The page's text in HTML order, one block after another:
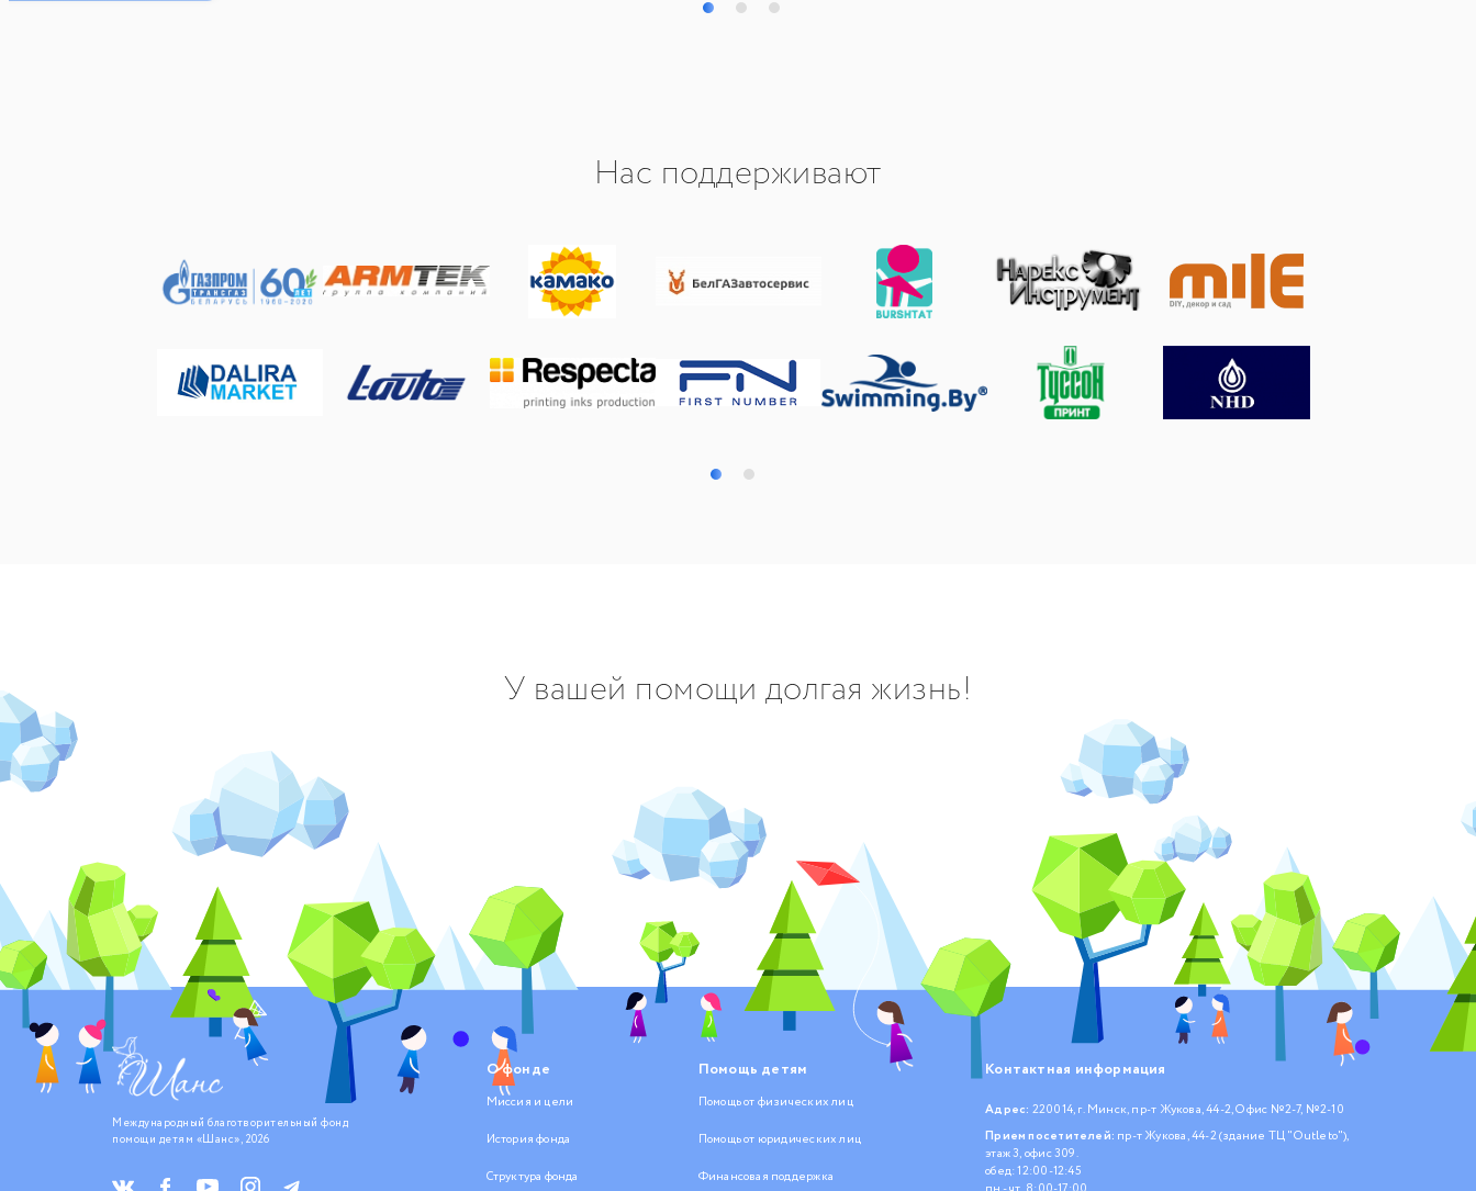
Нас поддерживают
У вашей помощи долгая жизнь!
Международный благотворительный фонд
помощи детям «Шанс», 2026
О фонде
Миссия и цели
История фонда
Структура фонда
Помощь детям
Помощь от физических лиц
Помощь от юридических лиц
Финансовая поддержка
Контактная информация
Адрес: 220014, г. Минск, пр-т Жукова, 44-2, Офис №2-7, №2-10
Прием посетителей: пр-т Жукова, 44-2 (здание ТЦ "Outleto"),
этаж 3, офис 309.
обед: 12:00-12:45